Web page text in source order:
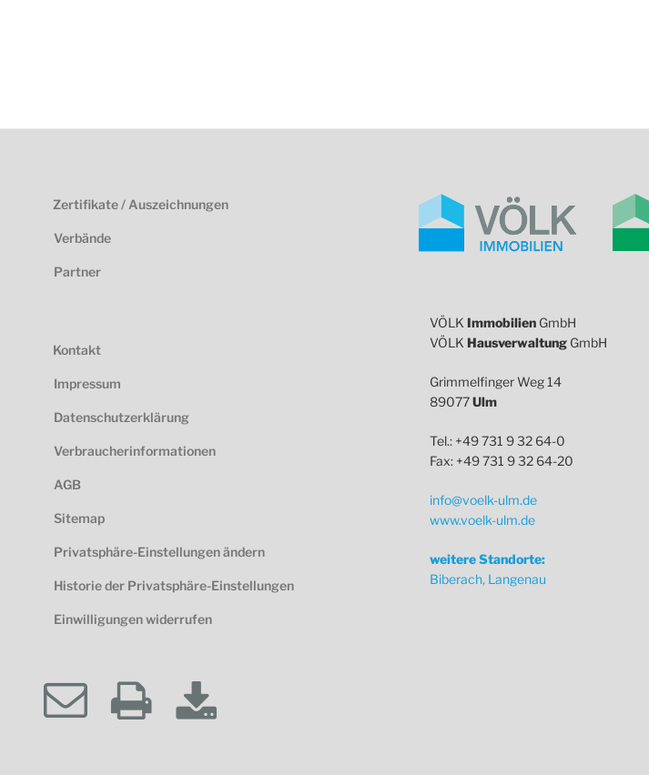
Zertifikate / Auszeichnungen
Verbände
Partner
Kontakt
Impressum
Datenschutzerklärung
Verbraucherinformationen
AGB
Sitemap
Privatsphäre-Einstellungen ändern
Historie der Privatsphäre-Einstellungen
Einwilligungen widerrufen
VÖLK Immobilien GmbH
VÖLK Hausverwaltung GmbH
Grimmelfinger Weg 14
89077Ulm
Tel.: +49 731 9 32 64-0
Fax: +49 731 9 32 64-20
info@voelk-ulm.de
www.voelk-ulm.de
weitere Standorte:
Biberach, Langenau